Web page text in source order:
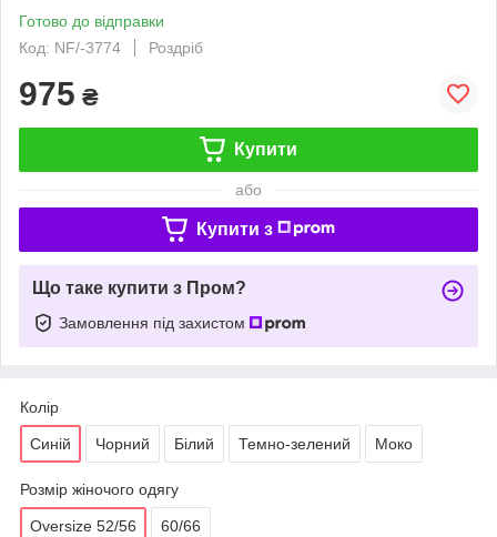
Готово до відправки
Код: NF/-3774
Роздріб
975 ₴
Купити
або
Купити з
Що таке купити з Пром?
Замовлення під захистом
Колір
Синій Чорний Білий Темно-зелений Моко
Розмір жіночого одягу
Oversize 52/56 60/66